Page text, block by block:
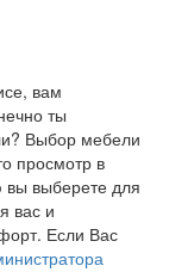
вам
ты
Выбор мебели
просмотр в
вы выберете для
вас и
Если Вас